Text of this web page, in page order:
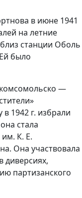
в июне 1941
на летние
станции Оболь
было
—
1942 г. избрали
стала
К. Е.
Она участвовала
диверсиях,
партизанского